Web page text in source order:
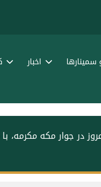
اخبار
در جوار مکه مکرمه،